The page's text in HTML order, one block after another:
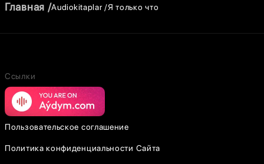
Главная Audiokitaplar Я только что
Ссылки
Пользовательское соглашение
Политика конфиденциальности Сайта